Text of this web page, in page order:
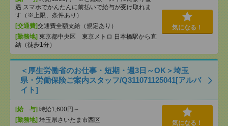
遇 スマホでかんたんに前払いで給与が受け取れま
す（※上限、条件あり）
[交通費]交通費全額支給（規定あり）
[勤務地] 東京都中央区 東京メトロ 日本橋駅から直
結（徒歩1分）
気になる！
＜厚生労働省のお仕事・短期・週3日～OK＞埼玉
県・労働保険ご案内スタッフ/Q311071125041[アルバ
イト]
[給 与] 時給1,600円～
[勤務地] 埼玉県さいたま市西区 気になる！